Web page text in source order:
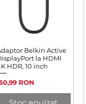
Afișare rapidă
Belkin Active
la HDMI
HDR, 10 inch
RON